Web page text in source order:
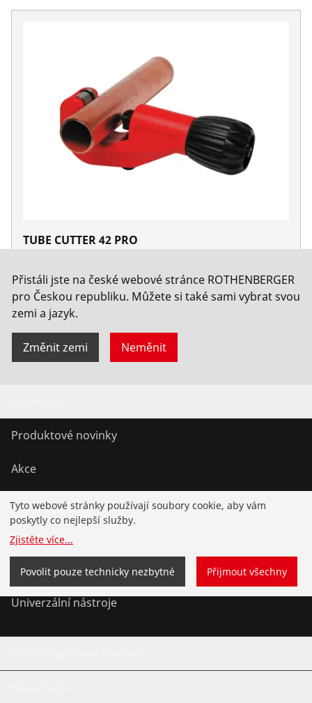
TUBE CUTTER 42 PRO
Přistáli jste na české webové stránce ROTHENBERGER
pro Českou republiku. Můžete si také sami vybrat svou
zemi a jazyk.
Změnit zemi Neměnit
Produktové novinky
Akce
Instalace
Servis a údržba
Chladící a klimatizační technika
Univerzální nástroje
Tyto webové stránky používají soubory cookie, aby vám
poskytly co nejlepší služby.
Zjistěte více...
Povolit pouze technicky nezbytné Přijmout všechny